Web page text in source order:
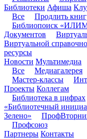
Библиотеки Афиша
Все
Продлить
Библиопоиск
Документов
Виртуальной
ресурсы
Новости Мультимедиа
Все
Медиагалерея
Мастер-классы
Проекты Коллегам
Библиотека в цифрах
«Библиотечный
Зелено»
Профсоюз
Партнеры Контакты